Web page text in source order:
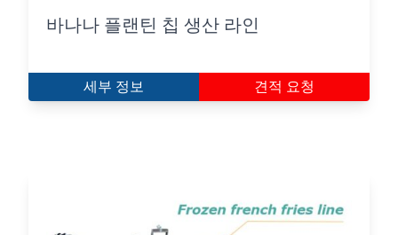
바나나 플랜틴 칩 생산 라인
세부 정보 견적 요청